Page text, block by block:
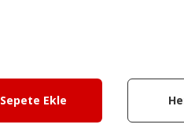
Sepete Ekle